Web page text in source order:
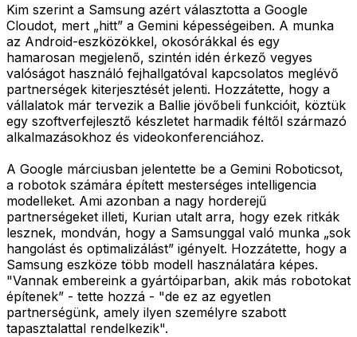
Kim szerint a Samsung azért választotta a Google
Cloudot, mert „hitt” a Gemini képességeiben. A munka
az Android-eszközökkel, okosórákkal és egy
hamarosan megjelenő, szintén idén érkező vegyes
valóságot használó fejhallgatóval kapcsolatos meglévő
partnerségek kiterjesztését jelenti. Hozzátette, hogy a
vállalatok már tervezik a Ballie jövőbeli funkcióit, köztük
egy szoftverfejlesztő készletet harmadik féltől származó
alkalmazásokhoz és videokonferenciához.
A Google márciusban jelentette be a Gemini Roboticsot,
a robotok számára épített mesterséges intelligencia
modelleket. Ami azonban a nagy horderejű
partnerségeket illeti, Kurian utalt arra, hogy ezek ritkák
lesznek, mondván, hogy a Samsunggal való munka „sok
hangolást és optimalizálást” igényelt. Hozzátette, hogy a
Samsung eszköze több modell használatára képes.
"Vannak embereink a gyártóiparban, akik más robotokat
építenek” - tette hozzá - "de ez az egyetlen
partnerségünk, amely ilyen személyre szabott
tapasztalattal rendelkezik".